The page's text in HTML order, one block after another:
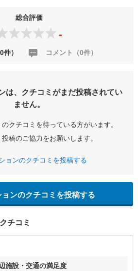
総合評価
-
） コメント（0件）
は、クチコミがまだ投稿されてい
ません。
クチコミを待っている方がいます。
稿のご協力をお願いします。
ョンのクチコミを投稿する
ンのクチコミを投稿する
チコミ
施設・交通の満足度